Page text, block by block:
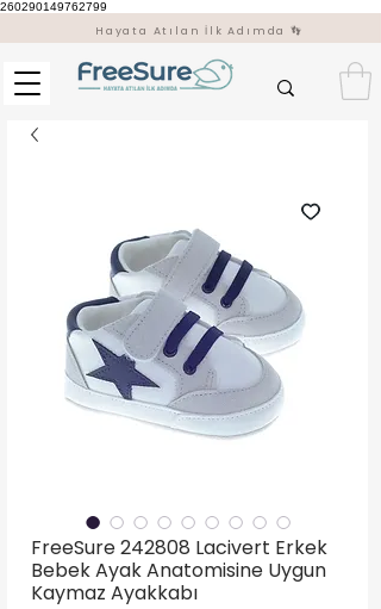
260290149762799
Hayata Atılan İlk Adımda 👣
FreeSure 242808 Lacivert Erkek
Bebek Ayak Anatomisine Uygun
Kaymaz Ayakkabı